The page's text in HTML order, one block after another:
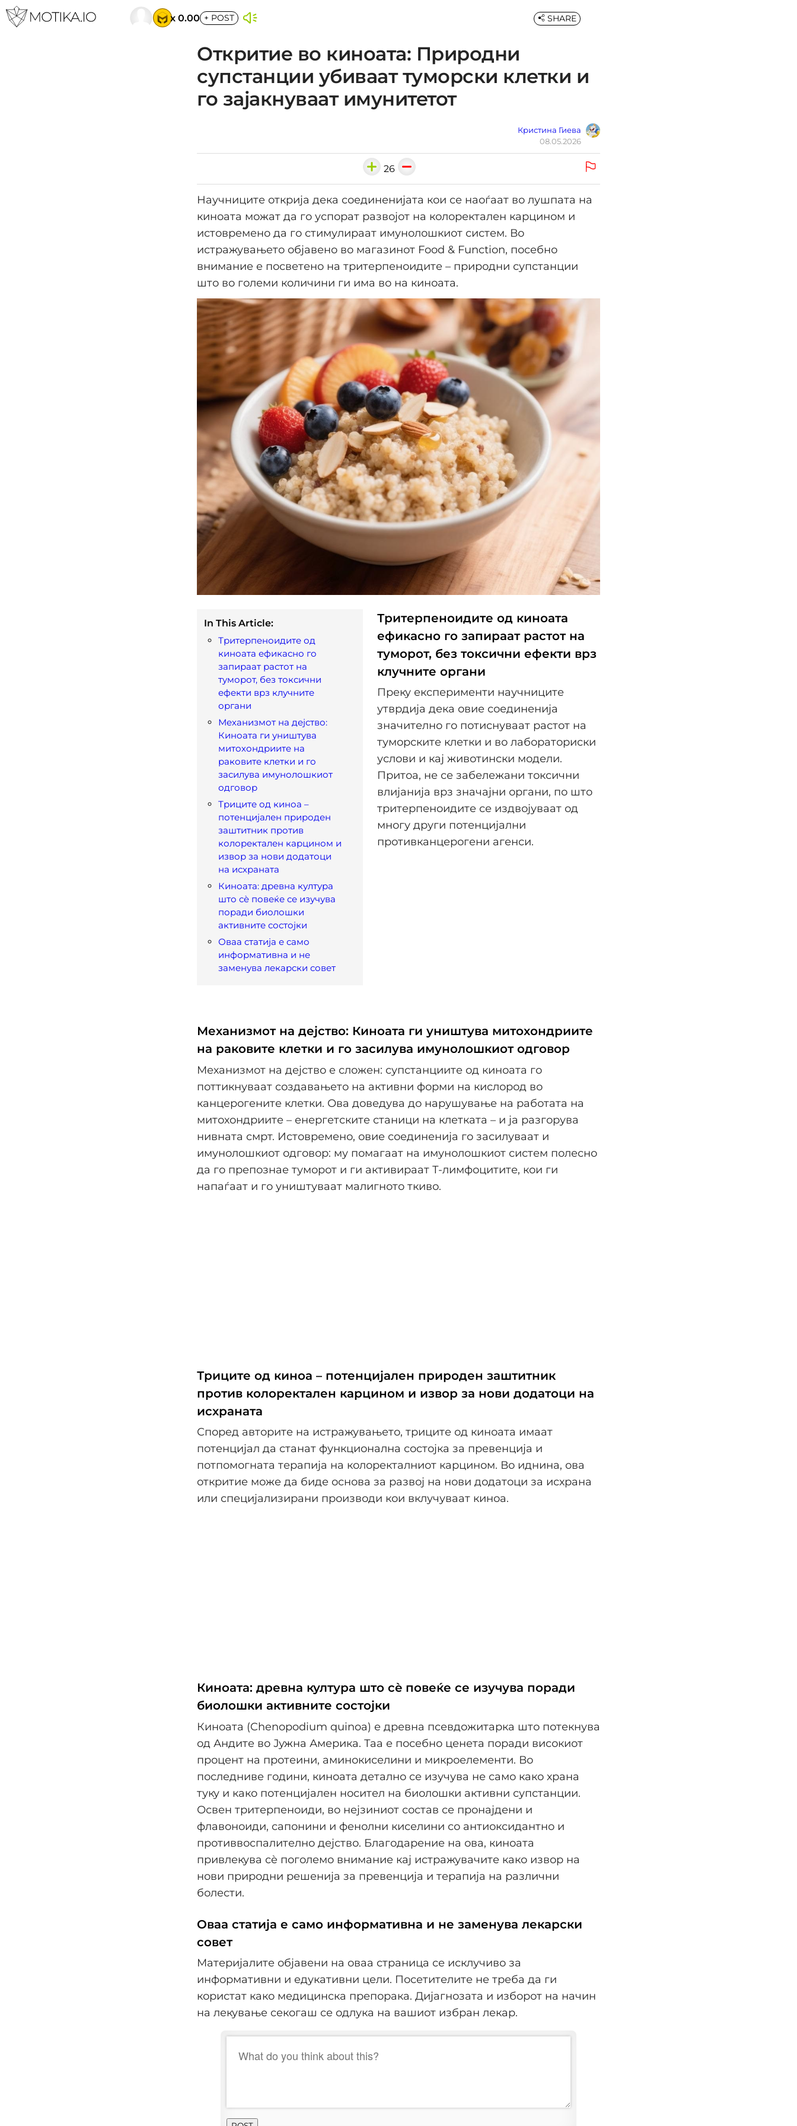
x 0.00 + POST
Откритие во киноата: Природни
супстанции убиваат туморски клетки и
го зајакнуваат имунитетот
Кристина Гиева
08.05.2026
SHARE
26
Научниците открија дека соединенијата кои се наоѓаат во лушпата на
киноата можат да го успорат развојот на колоректален карцином и
истовремено да го стимулираат имунолошкиот систем. Во
истражувањето објавено во магазинот Food & Function, посебно
внимание е посветено на тритерпеноидите – природни супстанции
што во големи количини ги има во на киноата.
In This Article:
Тритерпеноидите од
киноата ефикасно го
запираат растот на
туморот, без токсични
ефекти врз клучните
органи
Механизмот на дејство:
Киноата ги уништува
митохондриите на
раковите клетки и го
засилува имунолошкиот
одговор
Триците од киноа –
потенцијален природен
заштитник против
колоректален карцином и
извор за нови додатоци
на исхраната
Киноата: древна култура
што сè повеќе се изучува
поради биолошки
активните состојки
Оваа статија е само
информативна и не
заменува лекарски совет
Тритерпеноидите од киноата
ефикасно го запираат растот на
туморот, без токсични ефекти врз
клучните органи
Преку експерименти научниците
утврдија дека овие соединенија
значително го потиснуваат растот на
туморските клетки и во лабораториски
услови и кај животински модели.
Притоа, не се забележани токсични
влијанија врз значајни органи, по што
тритерпеноидите се издвојуваат од
многу други потенцијални
противканцерогени агенси.
Механизмот на дејство: Киноата ги уништува митохондриите
на раковите клетки и го засилува имунолошкиот одговор
Механизмот на дејство е сложен: супстанциите од киноата го
поттикнуваат создавањето на активни форми на кислород во
канцерогените клетки. Ова доведува до нарушување на работата на
митохондриите – енергетските станици на клетката – и ја разгорува
нивната смрт. Истовремено, овие соединенија го засилуваат и
имунолошкиот одговор: му помагаат на имунолошкиот систем полесно
да го препознае туморот и ги активираат Т-лимфоцитите, кои ги
напаѓаат и го уништуваат малигното ткиво.
Триците од киноа – потенцијален природен заштитник
против колоректален карцином и извор за нови додатоци на
исхраната
Според авторите на истражувањето, триците од киноата имаат
потенцијал да станат функционална состојка за превенција и
потпомогната терапија на колоректалниот карцином. Во иднина, ова
откритие може да биде основа за развој на нови додатоци за исхрана
или специјализирани производи кои вклучуваат киноа.
Киноата: древна култура што сè повеќе се изучува поради
биолошки активните состојки
Киноата (Chenopodium quinoa) е древна псевдожитарка што потекнува
од Андите во Јужна Америка. Таа е посебно ценета поради високиот
процент на протеини, аминокиселини и микроелементи. Во
последниве години, киноата детално се изучува не само како храна
туку и како потенцијален носител на биолошки активни супстанции.
Освен тритерпеноиди, во нејзиниот состав се пронајдени и
флавоноиди, сапонини и фенолни киселини со антиоксидантно и
противвоспалително дејство. Благодарение на ова, киноата
привлекува сè поголемо внимание кај истражувачите како извор на
нови природни решенија за превенција и терапија на различни
болести.
Оваа статија е само информативна и не заменува лекарски
совет
Материјалите објавени на оваа страница се исклучиво за
информативни и едукативни цели. Посетителите не треба да ги
користат како медицинска препорака. Дијагнозата и изборот на начин
на лекување секогаш се одлука на вашиот избран лекар.